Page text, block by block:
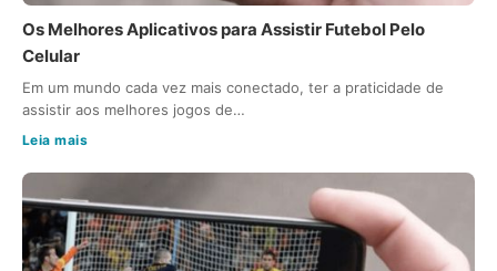
Os Melhores Aplicativos para Assistir Futebol Pelo
Celular
Em um mundo cada vez mais conectado, ter a praticidade de
assistir aos melhores jogos de…
Leia mais